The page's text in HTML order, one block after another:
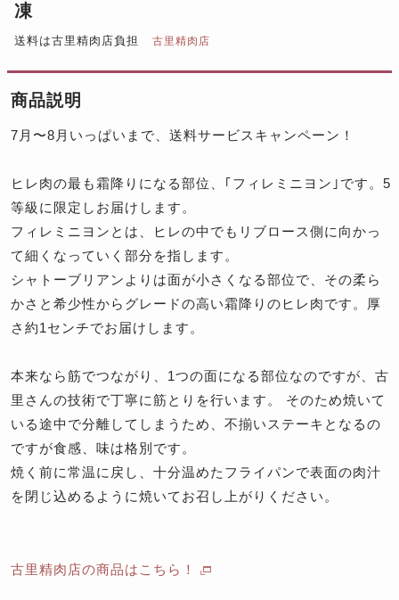
凍
送料は古里精肉店負担 古里精肉店
商品説明
7月〜8月いっぱいまで、送料サービスキャンペーン！
ヒレ肉の最も霜降りになる部位、｢フィレミニヨン｣です。5
等級に限定しお届けします。
フィレミニヨンとは、ヒレの中でもリブロース側に向かっ
て細くなっていく部分を指します。
シャトーブリアンよりは面が小さくなる部位で、その柔ら
かさと希少性からグレードの高い霜降りのヒレ肉です。厚
さ約1センチでお届けします。
本来なら筋でつながり、1つの面になる部位なのですが、古
里さんの技術で丁寧に筋とりを行います。 そのため焼いて
いる途中で分離してしまうため、不揃いステーキとなるの
ですが食感、味は格別です。
焼く前に常温に戻し、十分温めたフライパンで表面の肉汁
を閉じ込めるように焼いてお召し上がりください。
古里精肉店の商品はこちら！